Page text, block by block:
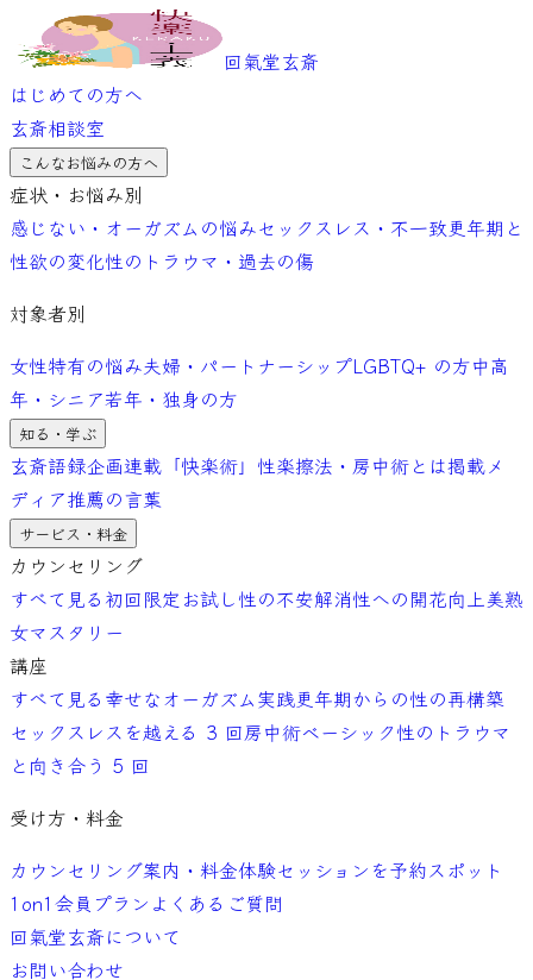
回氣堂玄斎
はじめての方へ
玄斎相談室
こんなお悩みの方へ
症状・お悩み別
感じない・オーガズムの悩みセックスレス・不一致更年期と
性欲の変化性のトラウマ・過去の傷
対象者別
女性特有の悩み夫婦・パートナーシップLGBTQ+ の方中高
年・シニア若年・独身の方
知る・学ぶ
玄斎語録企画連載「快楽術」 性楽擦法・房中術とは掲載メ
ディア推薦の言葉
サービス・料金
カウンセリング
すべて見る 初回限定お試し性の不安解消性への開花向上美熟
女マスタリー
講座
すべて見る 幸せなオーガズム実践更年期からの性の再構築
セックスレスを越える 3 回房中術ベーシック性のトラウマ
と向き合う 5 回
受け方・料金
カウンセリング案内・料金体験セッションを予約スポット
1on1 会員プラン よくあるご質問
回氣堂玄斎について
お問い合わせ